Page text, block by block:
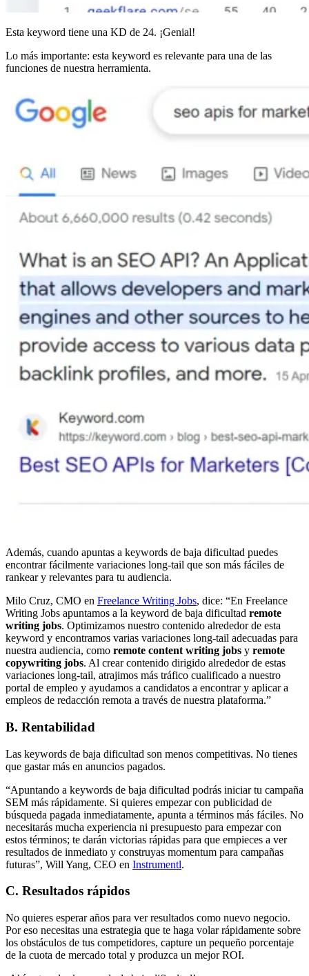
Esta keyword tiene una KD de 24. ¡Genial!
Lo más importante: esta keyword es relevante para una de las
funciones de nuestra herramienta.
Además, cuando apuntas a keywords de baja dificultad puedes
encontrar fácilmente variaciones long-tail que son más fáciles de
rankear y relevantes para tu audiencia.
Milo Cruz, CMO en Freelance Writing Jobs, dice: “En Freelance
Writing Jobs apuntamos a la keyword de baja dificultad remote
writing jobs. Optimizamos nuestro contenido alrededor de esta
keyword y encontramos varias variaciones long-tail adecuadas para
nuestra audiencia, como remote content writing jobs y remote
copywriting jobs. Al crear contenido dirigido alrededor de estas
variaciones long-tail, atrajimos más tráfico cualificado a nuestro
portal de empleo y ayudamos a candidatos a encontrar y aplicar a
empleos de redacción remota a través de nuestra plataforma.”
B. Rentabilidad
Las keywords de baja dificultad son menos competitivas. No tienes
que gastar más en anuncios pagados.
“Apuntando a keywords de baja dificultad podrás iniciar tu campaña
SEM más rápidamente. Si quieres empezar con publicidad de
búsqueda pagada inmediatamente, apunta a términos más fáciles. No
necesitarás mucha experiencia ni presupuesto para empezar con
estos términos; te darán victorias rápidas para que empieces a ver
resultados de inmediato y construyas momentum para campañas
futuras”, Will Yang, CEO en Instrumentl.
C. Resultados rápidos
No quieres esperar años para ver resultados como nuevo negocio.
Por eso necesitas una estrategia que te haga volar rápidamente sobre
los obstáculos de tus competidores, capture un pequeño porcentaje
de la cuota de mercado total y produzca un mejor ROI.